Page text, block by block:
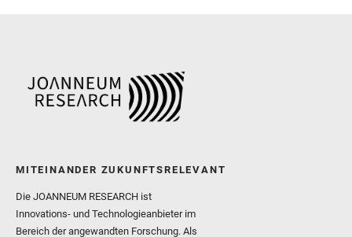
MITEINANDER ZUKUNFTSRELEVANT
Die JOANNEUM RESEARCH ist
Innovations- und Technologieanbieter im
Bereich der angewandten Forschung. Als